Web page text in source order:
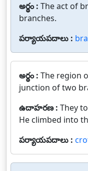
అర్థం : The act of
branches.
పర్యాయపదాలు :
అర్థం : The region
junction of two
ఉదాహరణ : They
He climbed into
పర్యాయపదాలు :